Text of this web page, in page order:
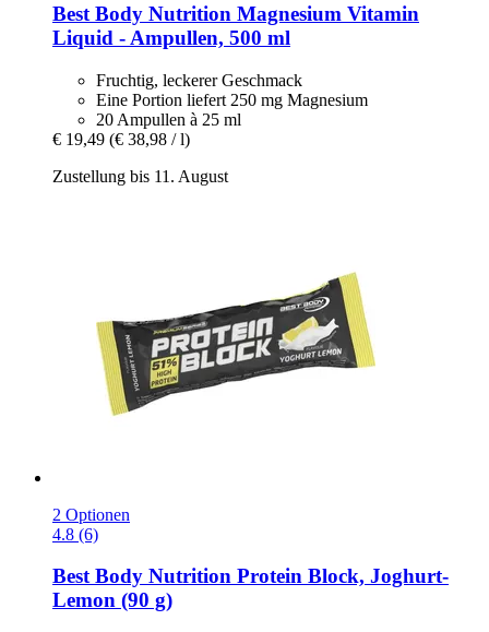
Best Body Nutrition Magnesium Vitamin
Liquid -​ Ampullen, 500 ml
Fruchtig, leckerer Geschmack
Eine Portion liefert 250 mg Magnesium
20 Ampullen à 25 ml
€ 19,49 (€ 38,98 / l)
Zustellung bis 11. August
2 Optionen
4.8 (6)
Best Body Nutrition Protein Block, Joghurt-​
Lemon (90 g)